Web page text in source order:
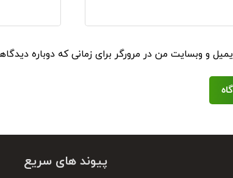
و وبسایت من در مرورگر برای زمانی که دوباره
پیوند های سریع